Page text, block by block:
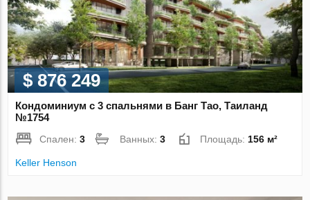
$ 876 249
Кондоминиум с 3 спальнями в Банг Тао, Таиланд
№1754
Спален:3 Ванных:3 Площадь: 156 м²
Keller Henson